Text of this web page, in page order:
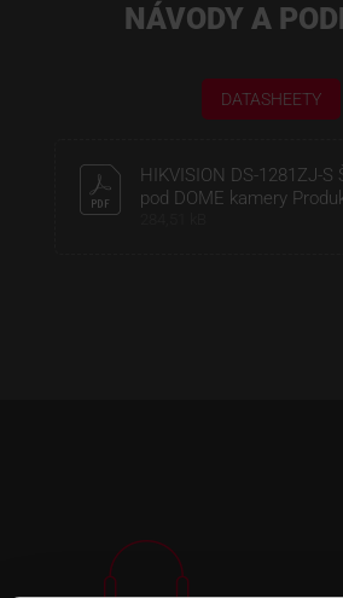
NÁVODY A
DATASHEETY
HIKVISION DS-1281ZJ-S
pod DOME kamery